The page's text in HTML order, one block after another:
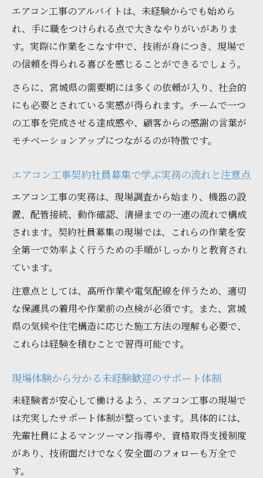
エアコン工事のアルバイトは、未経験からでも始めら
れ、手に職をつけられる点で大きなやりがいがありま
す。実際に作業をこなす中で、技術が身につき、現場で
の信頼を得られる喜びを感じることができるでしょう。
さらに、宮城県の需要期には多くの依頼が入り、社会的
にも必要とされている実感が得られます。チームで一つ
の工事を完成させる達成感や、顧客からの感謝の言葉が
モチベーションアップにつながるのが特徴です。
エアコン工事契約社員募集で学ぶ実務の流れと注意点
エアコン工事の実務は、現場調査から始まり、機器の設
置、配管接続、動作確認、清掃までの一連の流れで構成
されます。契約社員募集の現場では、これらの作業を安
全第一で効率よく行うための手順がしっかりと教育され
ています。
注意点としては、高所作業や電気配線を伴うため、適切
な保護具の着用や作業前の点検が必須です。また、宮城
県の気候や住宅構造に応じた施工方法の理解も必要で、
これらは経験を積むことで習得可能です。
現場体験から分かる未経験歓迎のサポート体制
未経験者が安心して働けるよう、エアコン工事の現場で
は充実したサポート体制が整っています。具体的には、
先輩社員によるマンツーマン指導や、資格取得支援制度
があり、技術面だけでなく安全面のフォローも万全で
す。